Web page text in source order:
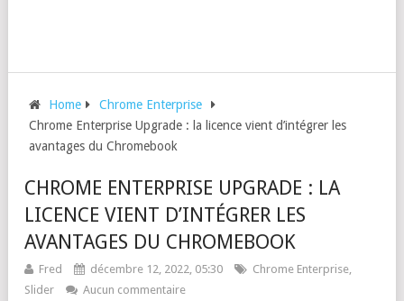
Home
Chrome Enterprise
Chrome Enterprise Upgrade : la licence vient d’intégrer les
avantages du Chromebook
CHROME ENTERPRISE UPGRADE : LA
LICENCE VIENT D’INTÉGRER LES
AVANTAGES DU CHROMEBOOK
Fred décembre 12, 2022, 05:30 Chrome Enterprise,
Slider
Aucun commentaire